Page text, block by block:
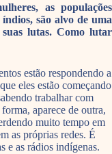
as populações
são alvo de uma
lutas. Como lutar
estão respondendo a
eles estão começando
trabalhar com
aparece de outra,
muito tempo em
as próprias redes. É
e as rádios indígenas.